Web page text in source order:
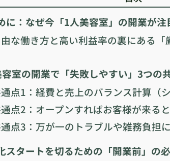
に：なぜ今「1人美容室」の開業が注
な働き方と高い利益率の裏にある「
室の開業で「失敗しやすい」3つの
点1：経費と売上のバランス計算（
点2：オープンすればお客様が来る
点3：万が一のトラブルや雑務負担
スタートを切るための「開業前」の